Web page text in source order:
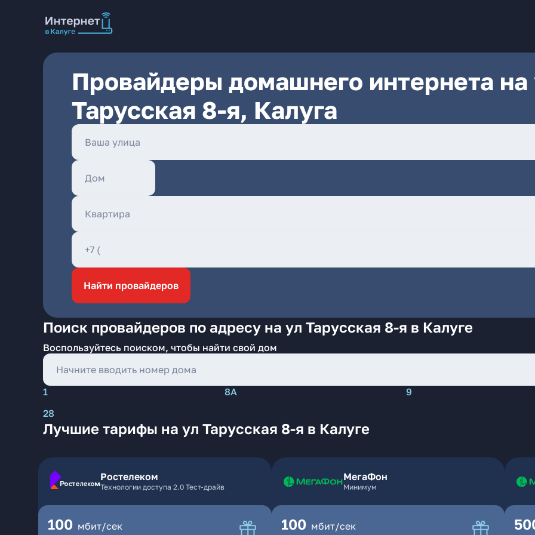
Провайдеры домашнего интернета на
Тарусская 8-я, Калуга
Найти провайдеров
Поиск провайдеров по адресу на ул Тарусская 8-я в Калуге
Воспользуйтесь поиском, чтобы найти свой дом
1 8А 9
28
Лучшие тарифы на ул Тарусская 8-я в Калуге
Ростелеком
Технологии доступа 2.0 Тест-драйв
100 мбит/сек
МегаФон
Минимум
100 мбит/сек